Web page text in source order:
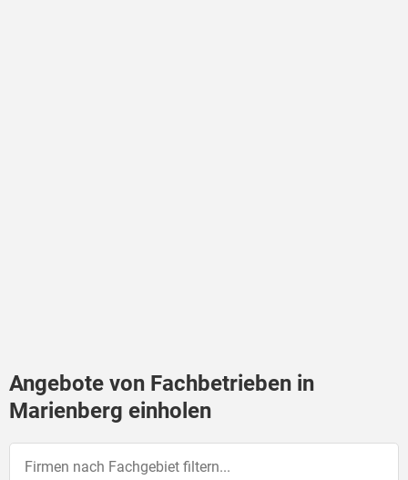
Angebote von Fachbetrieben in
Marienberg einholen